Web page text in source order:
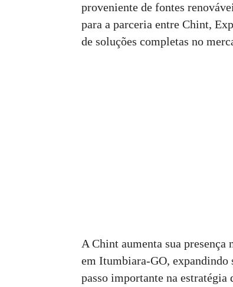
proveniente de fontes
para a parceria entre Chint,
de soluções completas no
A Chint aumenta sua
em Itumbiara-GO, expandindo
passo importante na estratégia